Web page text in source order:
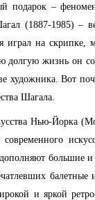
подарок –
(1887-1985) –
на скрипке,
долгую жизнь он
художника. Вот
Шагала.
Нью-Йорка (
большие
балетные
и яркой